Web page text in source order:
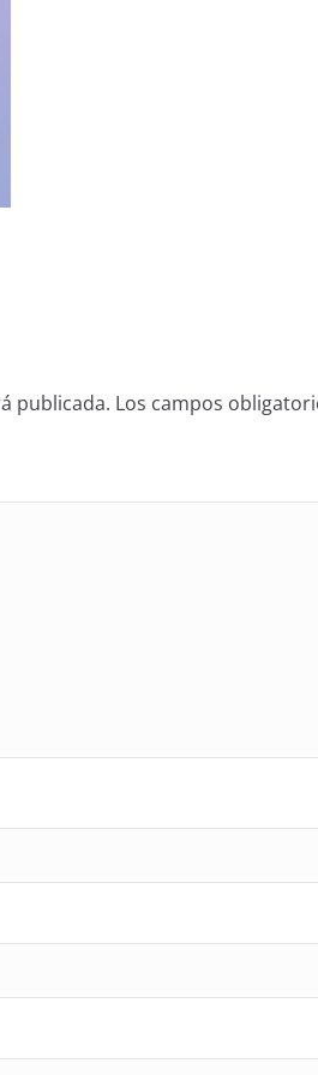
publicada. Los campos